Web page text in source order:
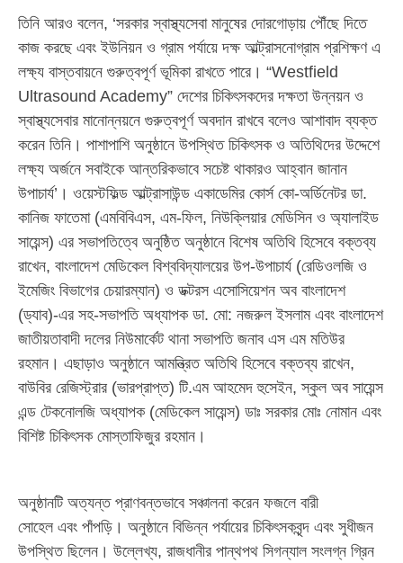
তিনি আরও বলেন, ‘সরকার স্বাস্থ্যসেবা মানুষের দোরগোড়ায় পৌঁছে দিতে
কাজ করছে এবং ইউনিয়ন ও গ্রাম পর্যায়ে দক্ষ আল্ট্রাসনোগ্রাম প্রশিক্ষণ এ
লক্ষ্য বাস্তবায়নে গুরুত্বপূর্ণ ভূমিকা রাখতে পারে। “Westfield
Ultrasound Academy” দেশের চিকিৎসকদের দক্ষতা উন্নয়ন ও
স্বাস্থ্যসেবার মানোন্নয়নে গুরুত্বপূর্ণ অবদান রাখবে বলেও আশাবাদ ব্যক্ত
করেন তিনি। পাশাপাশি অনুষ্ঠানে উপস্থিত চিকিৎসক ও অতিথিদের উদ্দেশে
লক্ষ্য অর্জনে সবাইকে আন্তরিকভাবে সচেষ্ট থাকারও আহ্বান জানান
উপাচার্য’। ওয়েস্টফিল্ড আল্ট্রাসাউন্ড একাডেমির কোর্স কো-অর্ডিনেটর ডা.
কানিজ ফাতেমা (এমবিবিএস, এম-ফিল, নিউক্লিয়ার মেডিসিন ও অ্যালাইড
সায়েন্স) এর সভাপতিত্বে অনুষ্ঠিত অনুষ্ঠানে বিশেষ অতিথি হিসেবে বক্তব্য
রাখেন, বাংলাদেশ মেডিকেল বিশ্ববিদ্যালয়ের উপ-উপাচার্য (রেডিওলজি ও
ইমেজিং বিভাগের চেয়ারম্যান) ও ডক্টরস এসোসিয়েশন অব বাংলাদেশ
(ড্যাব)-এর সহ-সভাপতি অধ্যাপক ডা. মো: নজরুল ইসলাম এবং বাংলাদেশ
জাতীয়তাবাদী দলের নিউমার্কেট থানা সভাপতি জনাব এস এম মতিউর
রহমান। এছাড়াও অনুষ্ঠানে আমন্ত্রিত অতিথি হিসেবে বক্তব্য রাখেন,
বাউবির রেজিস্ট্রার (ভারপ্রাপ্ত) টি.এম আহমেদ হুসেইন, স্কুল অব সায়েন্স
এন্ড টেকনোলজি অধ্যাপক (মেডিকেল সায়েন্স) ডাঃ সরকার মোঃ নোমান এবং
বিশিষ্ট চিকিৎসক মোস্তাফিজুর রহমান।
অনুষ্ঠানটি অত্যন্ত প্রাণবন্তভাবে সঞ্চালনা করেন ফজলে বারী
সোহেল এবং পাঁপড়ি। অনুষ্ঠানে বিভিন্ন পর্যায়ের চিকিৎসকবৃন্দ এবং সুধীজন
উপস্থিত ছিলেন। উল্লেখ্য, রাজধানীর পান্থপথ সিগন্যাল সংলগ্ন গ্রিন